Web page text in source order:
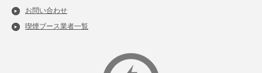
お問い合わせ
喫煙ブース業者一覧